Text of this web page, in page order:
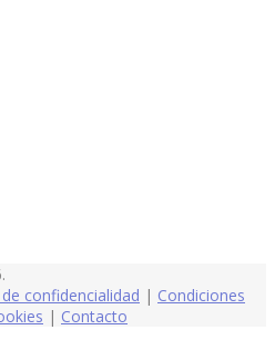
confidencialidad | Condiciones
| Contacto